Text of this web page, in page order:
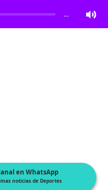
…
en WhatsApp
noticias de Deportes